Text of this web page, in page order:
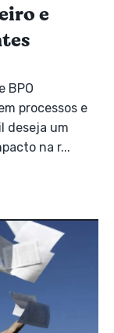
e
BPO
processos e
deseja um
na r...